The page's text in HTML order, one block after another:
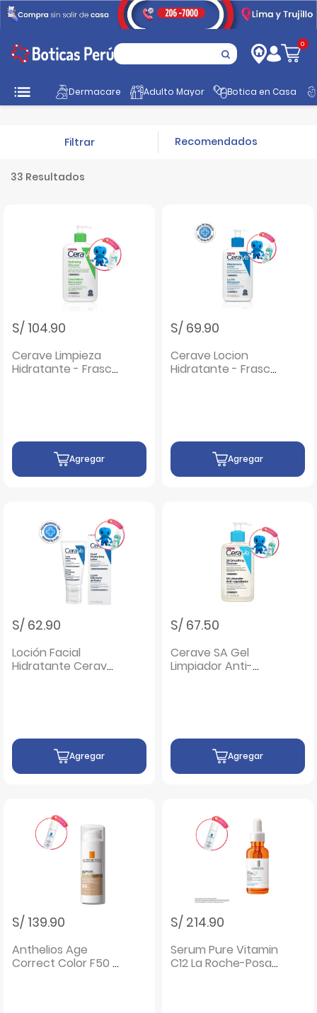
0
Dermacare Adulto Mayor Botica en Casa
Inicio Promociones DermoFest
33 Resultados
Filtrar
S/ 104.90
Cerave Limpieza
Hidratante - Frasco
Agregar
S/ 69.90
Cerave Locion
Hidratante - Frasco
Agregar
S/ 62.90
Loción Facial
Hidratante Cerave
Agregar
S/ 67.50
Cerave SA Gel
Limpiador Anti-
Agregar
S/ 139.90
Anthelios Age
Correct Color F50 -
S/ 214.90
Serum Pure Vitamin
C12 La Roche-Posay